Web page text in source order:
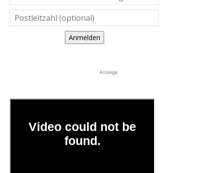
Anmelden
Anzeige